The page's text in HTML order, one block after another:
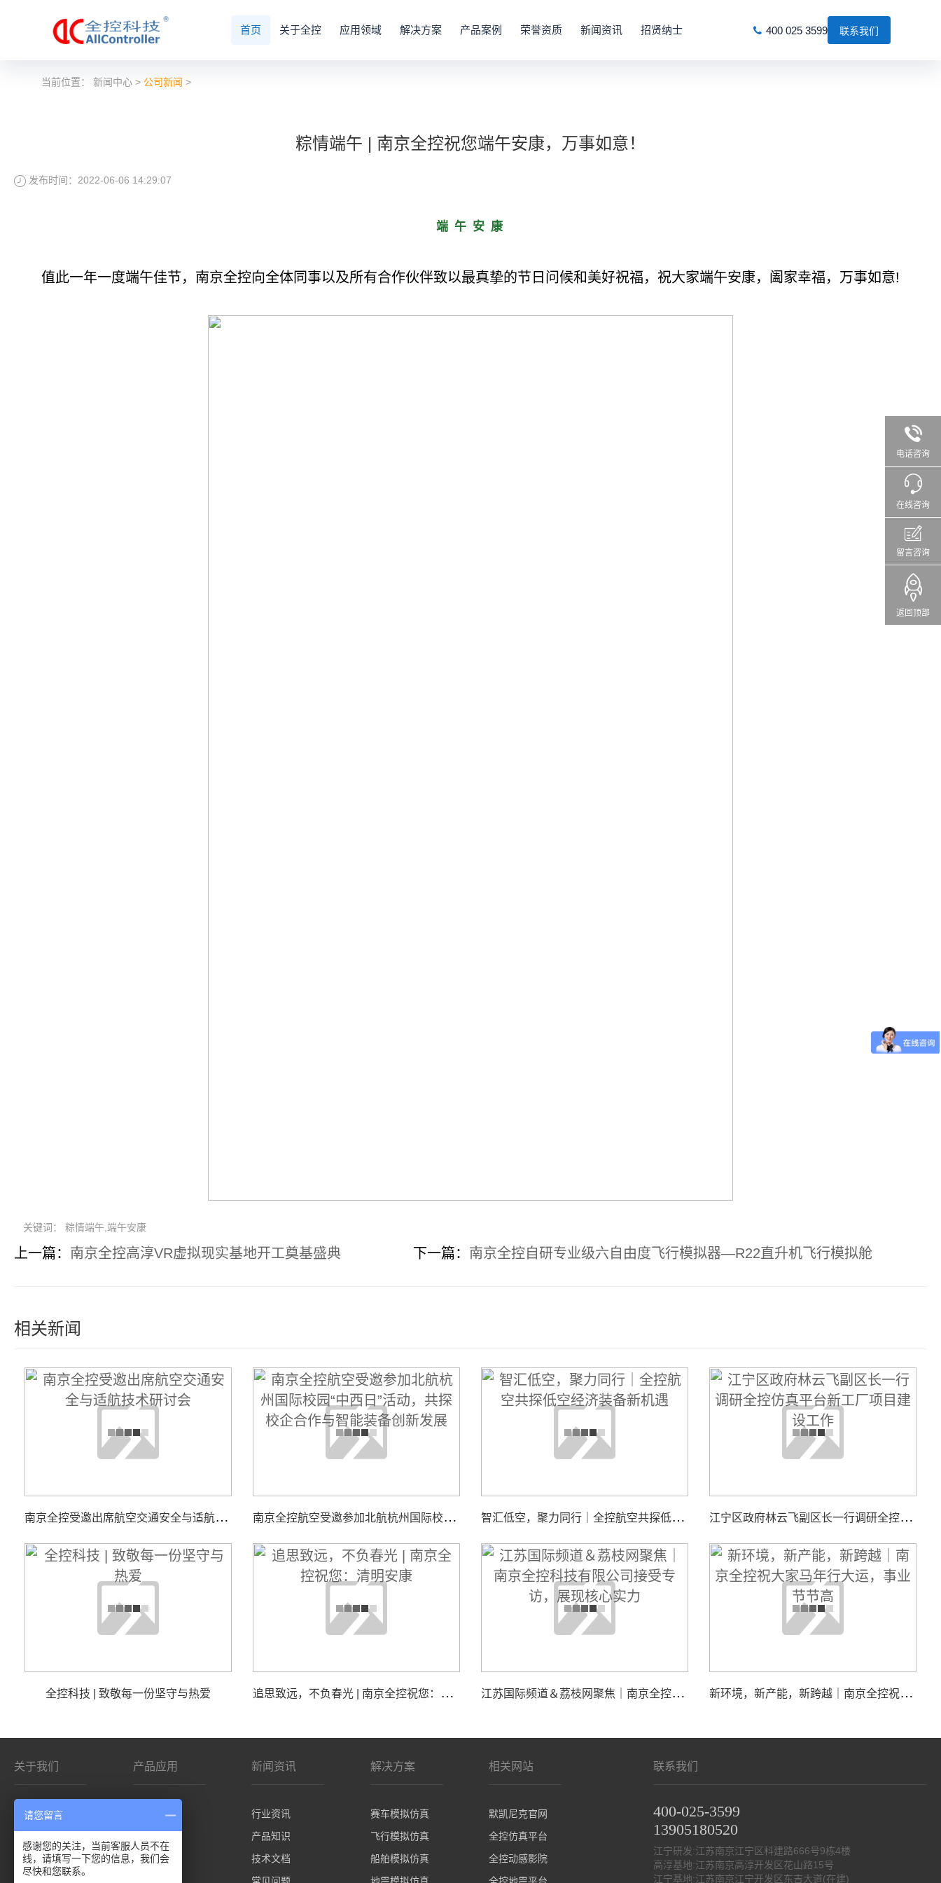
首页 关于全控 应用领域 解决方案 产品案例 荣誉资质 新闻资讯 招贤纳士 400 025 3599 联系我们
电话咨询
在线咨询
留言咨询
返回顶部
当前位置：新闻中心 > 公司新闻 >
粽情端午 | 南京全控祝您端午安康，万事如意！
发布时间：2022-06-06 14:29:07
端 午 安 康
值此一年一度端午佳节，南京全控向全体同事以及所有合作伙伴致以最真挚的节日问候和美好祝福，祝大家端午安康，阖家幸福，万事如意!
关键词： 粽情端午,端午安康
上一篇： 南京全控高淳VR虚拟现实基地开工奠基盛典 下一篇： 南京全控自研专业级六自由度飞行模拟器—R22直升机飞行模拟舱
相关新闻
南
京全控受邀出席航空交通安全与适航技术研讨会 南
京全控航空受邀参加北航杭州国际校园“中西日”活动，共探校企合作与智能装备创新发展 智
汇低空，聚力同行｜全控航空共探低空经济装备新机遇 江
宁区政府林云飞副区长一行调研全控仿真平台新工厂项目建设工作
全控科技 | 致敬每一份坚守与热爱 追
思致远，不负春光 | 南京全控祝您：清明安康 江
苏国际频道＆荔枝网聚焦｜南京全控科技有限公司接受专访，展现核心实力 新
环境，新产能，新跨越｜南京全控祝大家马年行大运，事业节节高
关于我们
公司简介
产品应用
影院/VR
控制板卡
新闻资讯
行业资讯
产品知识
技术文档
解决方案
赛车模拟仿真
飞行模拟仿真
船舶模拟仿真
相关网站
默凯尼克官网
全控仿真平台
全控动感影院
联系我们
400-025-3599
13905180520
江宁研发:江苏南京江宁区科建路666号9栋4楼
高淳基地:江苏南京高淳开发区花山路15号
江宁基地:江苏南京江宁开发区东吉大道(在建)
请您留言
感谢您的关注，当前客服人员不在
线，请填写一下您的信息，我们会
尽快和您联系。